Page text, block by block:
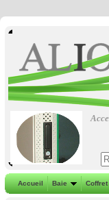
Accueil Baie Coffret